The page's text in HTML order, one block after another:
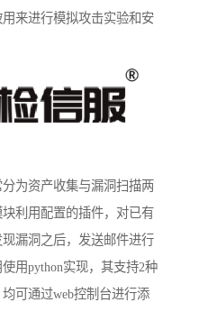
来进行模拟攻击实验和安
为资产收集与漏洞扫描两
利用配置的插件，对已有
漏洞之后，发送邮件进行
用python实现，其支持2种
可通过web控制台进行添